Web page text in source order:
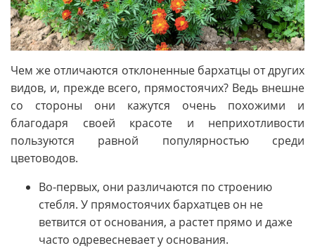
Чем же отличаются отклоненные бархатцы от других
видов, и, прежде всего, прямостоячих? Ведь внешне
со стороны они кажутся очень похожими и
благодаря своей красоте и неприхотливости
пользуются равной популярностью среди
цветоводов.
Во-первых, они различаются по строению
стебля. У прямостоячих бархатцев он не
ветвится от основания, а растет прямо и даже
часто одревесневает у основания.